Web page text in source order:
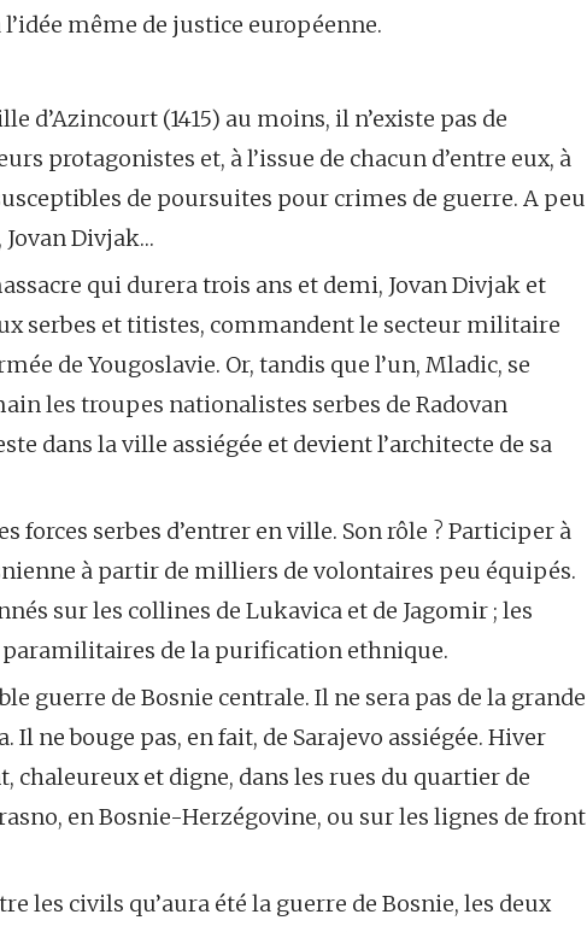
même de justice européenne.
d’Azincourt (1415) au moins, il n’existe pas de
protagonistes et, à l’issue de chacun d’entre eux, à
de poursuites pour crimes de guerre. A peu
Divjak…
qui durera trois ans et demi, Jovan Divjak et
serbes et titistes, commandent le secteur militaire
de Yougoslavie. Or, tandis que l’un, Mladic, se
les troupes nationalistes serbes de Radovan
dans la ville assiégée et devient l’architecte de sa
forces serbes d’entrer en ville. Son rôle ? Participer à
à partir de milliers de volontaires peu équipés.
sur les collines de Lukavica et de Jagomir ; les
paramilitaires de la purification ethnique.
guerre de Bosnie centrale. Il ne sera pas de la grande
ne bouge pas, en fait, de Sarajevo assiégée. Hiver
chaleureux et digne, dans les rues du quartier de
en Bosnie-Herzégovine, ou sur les lignes de front
les civils qu’aura été la guerre de Bosnie, les deux